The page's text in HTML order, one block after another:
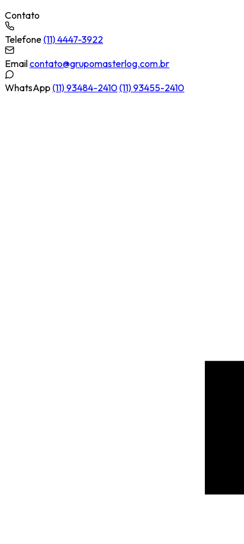
Contato
Telefone(11) 4447-3922
Emailcontato@grupomasterlog.com.br
WhatsApp (11) 93484-2410(11) 93455-2410